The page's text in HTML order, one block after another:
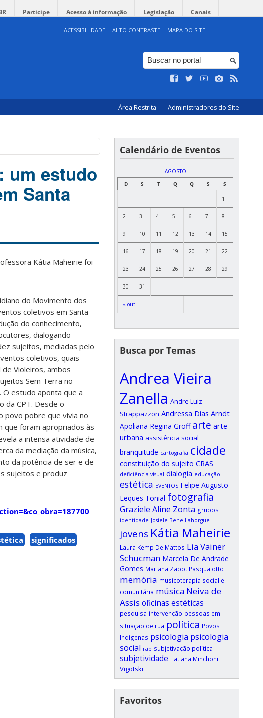
Participe Acesso à informação Legislação Canais
ACESSIBILIDADE ALTO CONTRASTE MAPA DO SITE
Área Restrita Administradores do Site
um estudo
Santa
Kátia Maheirie foi
do Movimento dos
coletivos em Santa
do conhecimento,
dialogando
sujeitos, mediadas pelo
coletivos, quais
Violeiros, ambos
Sem Terra no
O estudo aponta que a
da CPT. Desde o
povo pobre que vivia no
que foram apropriados às
a intensa atividade de
da mediação da música,
da potência de ser e de
sujeitos e produz
significados
Calendário de Eventos
AGOSTO
D
S T Q Q S S
« out
1
2 3 4 5 6 7 8
9 10 11 12 13 14 15
16 17 18 19 20 21 22
23 24 25 26 27 28 29
30 31
Busca por Temas
Andrea Vieira
Zanella Andre Luiz
Strappazzon Andressa Dias Arndt
Apoliana Regina Groff arte arte
urbana assistência social
branquitude cartografia cidade
constituição do sujeito CRAS
deficiência visual dialogia educação
estética EVENTOS Felipe Augusto
Leques Tonial fotografia
Graziele Aline Zonta grupos
identidade Josiele Bene Lahorgue
jovens Kátia Maheirie
Laura Kemp De Mattos Lia Vainer
Schucman Marcela De Andrade
Gomes Mariana Zabot Pasqualotto
memória musicoterapia social e
comunitária música Neiva de
Assis oficinas estéticas
pesquisa-intervenção pessoas em
situação de rua política Povos
Indígenas psicologia psicologia
social rap subjetivação política
subjetividade Tatiana Minchoni
Vigotski
Favoritos